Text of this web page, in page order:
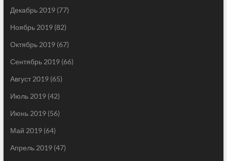
Декабрь 2019(77)
Ноябрь 2019(82)
Октябрь 2019(67)
Сентябрь 2019(66)
Август 2019(65)
Июль 2019(42)
Июнь 2019(56)
Май 2019(64)
Апрель 2019(47)